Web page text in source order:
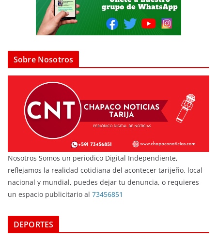
Sobre Nosotros
Nosotros Somos un periodico Digital Independiente,
reflejamos la realidad cotidiana del acontecer tarijeño, local
nacional y mundial, puedes dejar tu denuncia, o requieres
un espacio publicitario al 73456851
DEPORTES